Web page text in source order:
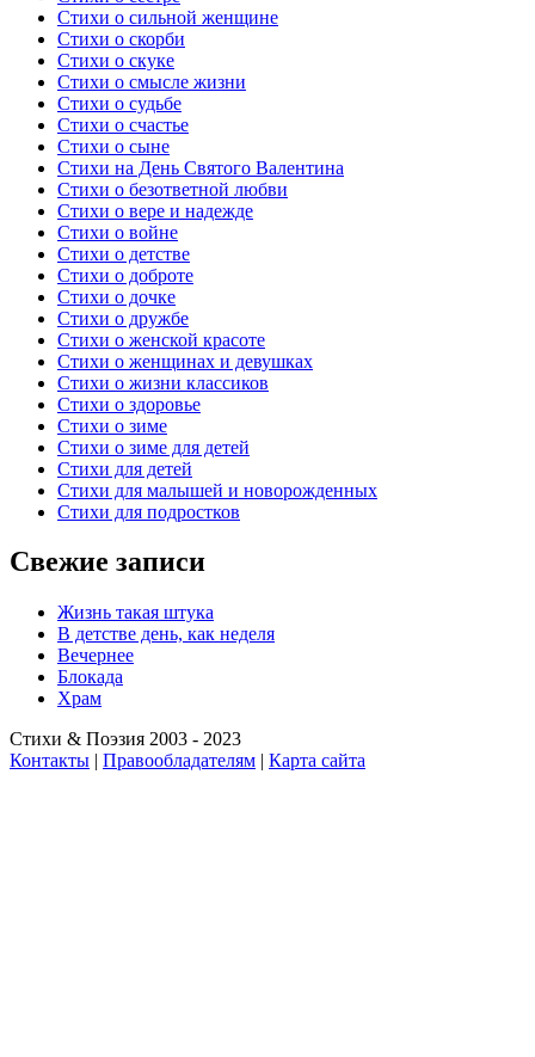
Стихи о сильной женщине
Стихи о скорби
Стихи о скуке
Стихи о смысле жизни
Стихи о судьбе
Стихи о счастье
Стихи о сыне
Стихи на День Святого Валентина
Стихи о безответной любви
Стихи о вере и надежде
Стихи о войне
Стихи о детстве
Стихи о доброте
Стихи о дочке
Стихи о дружбе
Стихи о женской красоте
Стихи о женщинах и девушках
Стихи о жизни классиков
Стихи о здоровье
Стихи о зиме
Стихи о зиме для детей
Стихи для детей
Стихи для малышей и новорожденных
Стихи для подростков
Свежие записи
Жизнь такая штука
В детстве день, как неделя
Вечернее
Блокада
Храм
Стихи & Поэзия 2003 - 2023
Контакты | Правообладателям | Карта сайта